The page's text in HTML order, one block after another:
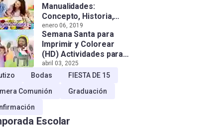
Manualidades:
Concepto, Historia,
Tipos e Importancia
enero 06, 2019
Semana Santa para
Imprimir y Colorear
(HD) Actividades para
Niños!
abril 03, 2025
Bodas
FIESTA DE 15
Comunión
Graduación
Escolar